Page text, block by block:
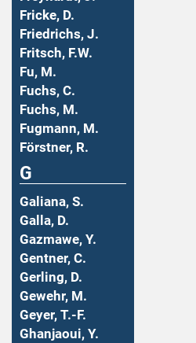
Fricke, D.
Friedrichs, J.
Fritsch, F.W.
Fu, M.
Fuchs, C.
Fuchs, M.
Fugmann, M.
Förstner, R.
G
Galiana, S.
Galla, D.
Gazmawe, Y.
Gentner, C.
Gerling, D.
Gewehr, M.
Geyer, T.-F.
Ghanjaoui, Y.